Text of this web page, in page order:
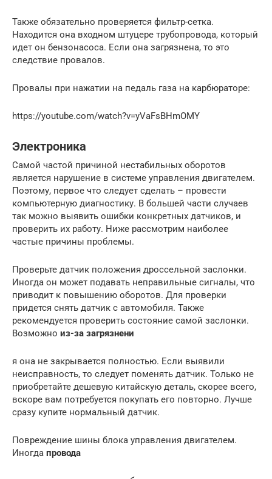
Также обязательно проверяется фильтр-сетка.
Находится она входном штуцере трубопровода, который
идет он бензонасоса. Если она загрязнена, то это
следствие провалов.
Провалы при нажатии на педаль газа на карбюраторе:
https://youtube.com/watch?v=yVaFsBHmOMY
Электроника
Самой частой причиной нестабильных оборотов
является нарушение в системе управления двигателем.
Поэтому, первое что следует сделать – провести
компьютерную диагностику. В большей части случаев
так можно выявить ошибки конкретных датчиков, и
проверить их работу. Ниже рассмотрим наиболее
частые причины проблемы.
Проверьте датчик положения дроссельной заслонки.
Иногда он может подавать неправильные сигналы, что
приводит к повышению оборотов. Для проверки
придется снять датчик с автомобиля. Также
рекомендуется проверить состояние самой заслонки.
Возможно из-за загрязнени
я она не закрывается полностью. Если выявили
неисправность, то следует поменять датчик. Только не
приобретайте дешевую китайскую деталь, скорее всего,
вскоре вам потребуется покупать его повторно. Лучше
сразу купите нормальный датчик.
Повреждение шины блока управления двигателем.
Иногда провода